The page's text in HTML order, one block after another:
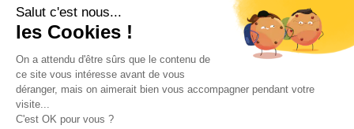
Clomen|Mentions légales|Plan du site
Attraptemps
Salut c'est nous...
les Cookies !
On a attendu d'être sûrs que le contenu de
ce site vous intéresse avant de vous
déranger, mais on aimerait bien vous accompagner pendant votre
visite...
C'est OK pour vous ?